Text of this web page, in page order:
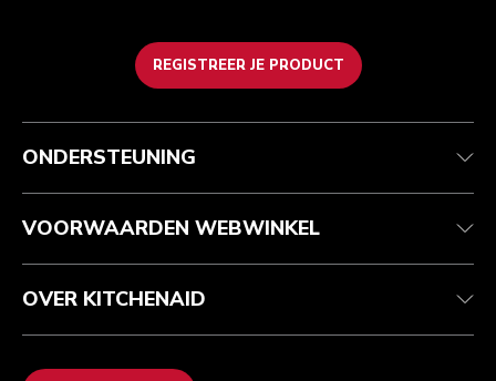
REGISTREER JE PRODUCT
Health check
Je bestelling volgen
Garantie en documenten
Veelgestelde vragen
Algemene voorwaarden
Retournering en terugbetaling
Imprint
ODR
Het merk
Zoek een winkel
ONDERSTEUNING
VOORWAARDEN WEBWINKEL
OVER KITCHENAID